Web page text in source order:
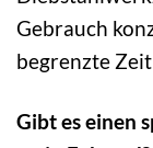
Gebrauch
begrenzte
Gibt es einen